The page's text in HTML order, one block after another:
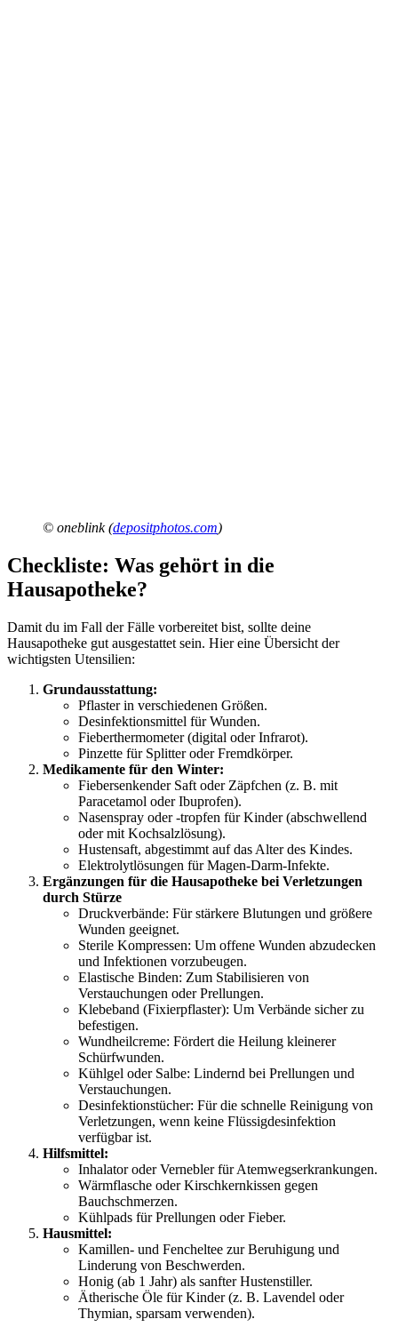
© oneblink (depositphotos.com)
Checkliste: Was gehört in die
Hausapotheke?
Damit du im Fall der Fälle vorbereitet bist, sollte deine
Hausapotheke gut ausgestattet sein. Hier eine Übersicht der
wichtigsten Utensilien:
Grundausstattung:
Pflaster in verschiedenen Größen.
Desinfektionsmittel für Wunden.
Fieberthermometer (digital oder Infrarot).
Pinzette für Splitter oder Fremdkörper.
Medikamente für den Winter:
Fiebersenkender Saft oder Zäpfchen (z. B. mit
Paracetamol oder Ibuprofen).
Nasenspray oder -tropfen für Kinder (abschwellend
oder mit Kochsalzlösung).
Hustensaft, abgestimmt auf das Alter des Kindes.
Elektrolytlösungen für Magen-Darm-Infekte.
Ergänzungen für die Hausapotheke bei Verletzungen
durch Stürze
Druckverbände: Für stärkere Blutungen und größere
Wunden geeignet.
Sterile Kompressen: Um offene Wunden abzudecken
und Infektionen vorzubeugen.
Elastische Binden: Zum Stabilisieren von
Verstauchungen oder Prellungen.
Klebeband (Fixierpflaster): Um Verbände sicher zu
befestigen.
Wundheilcreme: Fördert die Heilung kleinerer
Schürfwunden.
Kühlgel oder Salbe: Lindernd bei Prellungen und
Verstauchungen.
Desinfektionstücher: Für die schnelle Reinigung von
Verletzungen, wenn keine Flüssigdesinfektion
verfügbar ist.
Hilfsmittel:
Inhalator oder Vernebler für Atemwegserkrankungen.
Wärmflasche oder Kirschkernkissen gegen
Bauchschmerzen.
Kühlpads für Prellungen oder Fieber.
Hausmittel:
Kamillen- und Fencheltee zur Beruhigung und
Linderung von Beschwerden.
Honig (ab 1 Jahr) als sanfter Hustenstiller.
Ätherische Öle für Kinder (z. B. Lavendel oder
Thymian, sparsam verwenden).